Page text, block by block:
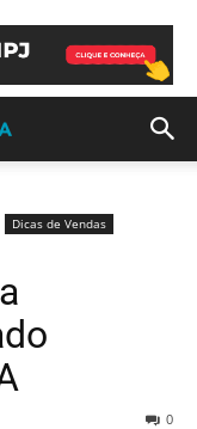
Dicas de Vendas
0